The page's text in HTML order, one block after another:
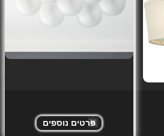
פרטים נוספים